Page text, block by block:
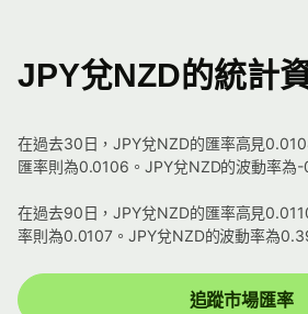
JPY兌NZD的統計
在過去30日，JPY兌NZD的匯率高見
匯率則為0.0106。JPY兌NZD的波動率為-
在過去90日，JPY兌NZD的匯率高見
率則為0.0107。JPY兌NZD的波動率為
追蹤市場匯率